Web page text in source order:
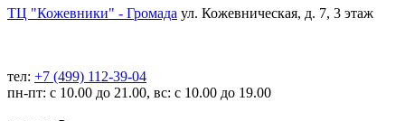
ТЦ "Кожевники" - Громада ул. Кожевническая, д. 7, 3 этаж
тел: +7 (499) 112-39-04
пн-пт: с 10.00 до 21.00, вс: с 10.00 до 19.00